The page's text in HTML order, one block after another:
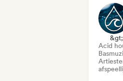
Acid